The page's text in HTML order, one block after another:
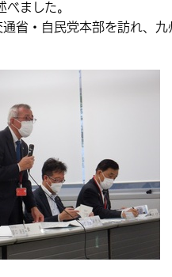
ました。
省・自民党本部を訪れ、九